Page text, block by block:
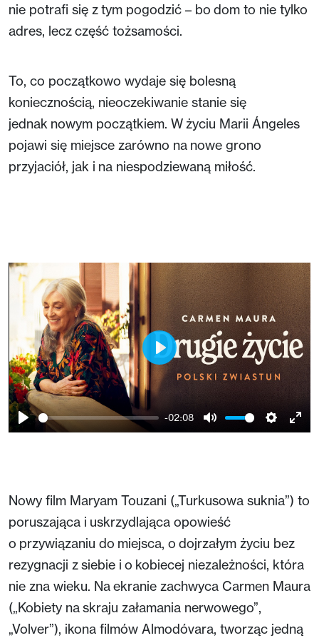
nie potrafi się z tym pogodzić – bo dom to nie tylko
adres, lecz część tożsamości.
To, co początkowo wydaje się bolesną
koniecznością, nieoczekiwanie stanie się
jednak nowym początkiem. W życiu Marii Ángeles
pojawi się miejsce zarówno na nowe grono
przyjaciół, jak i na niespodziewaną miłość.
Play
-02:08
Mute Settings
Play
Nowy film Maryam Touzani („Turkusowa suknia”) to
poruszająca i uskrzydlająca opowieść
o przywiązaniu do miejsca, o dojrzałym życiu bez
rezygnacji z siebie i o kobiecej niezależności, która
nie zna wieku. Na ekranie zachwyca Carmen Maura
(„Kobiety na skraju załamania nerwowego”,
„Volver”), ikona filmów Almodóvara, tworząc jedną